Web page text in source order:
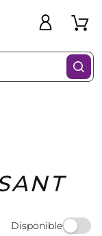
Bons
Plans
Disponible
Filtres